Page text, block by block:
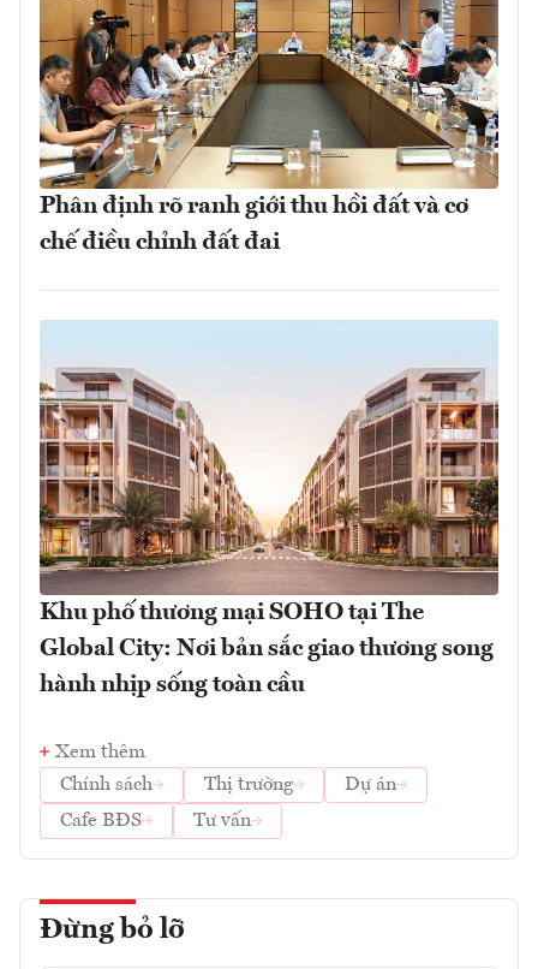
Phân định rõ ranh giới thu hồi đất và cơ
chế điều chỉnh đất đai
Khu phố thương mại SOHO tại The
Global City: Nơi bản sắc giao thương song
hành nhịp sống toàn cầu
Xem thêm
Chính sách
Thị trường
Dự án
Cafe BĐS
Tư vấn
Đừng bỏ lỡ